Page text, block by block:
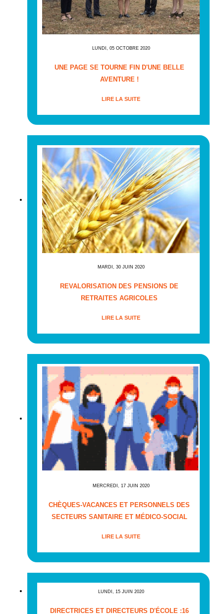
LUNDI, 05 OCTOBRE 2020
UNE PAGE SE TOURNE FIN D'UNE BELLE
AVENTURE !
LIRE LA SUITE
MARDI, 30 JUIN 2020
REVALORISATION DES PENSIONS DE
RETRAITES AGRICOLES
LIRE LA SUITE
MERCREDI, 17 JUIN 2020
CHÈQUES-VACANCES ET PERSONNELS DES
SECTEURS SANITAIRE ET MÉDICO-SOCIAL
LIRE LA SUITE
LUNDI, 15 JUIN 2020
DIRECTRICES ET DIRECTEURS D'ÉCOLE :16